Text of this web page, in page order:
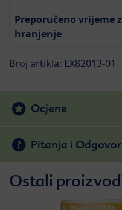
Preporučeno vrijeme
hranjenje
Broj artikla: EX82013-01
Ocjene
Pitanja i
Ostali